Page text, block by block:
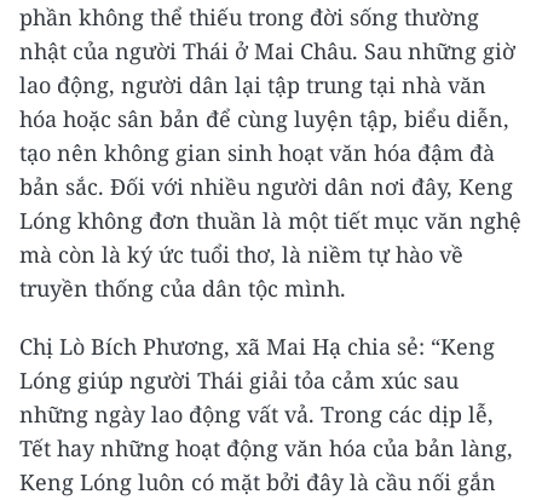
phần không thể thiếu trong đời sống thường
nhật của người Thái ở Mai Châu. Sau những giờ
lao động, người dân lại tập trung tại nhà văn
hóa hoặc sân bản để cùng luyện tập, biểu diễn,
tạo nên không gian sinh hoạt văn hóa đậm đà
bản sắc. Đối với nhiều người dân nơi đây, Keng
Lóng không đơn thuần là một tiết mục văn nghệ
mà còn là ký ức tuổi thơ, là niềm tự hào về
truyền thống của dân tộc mình.
Chị Lò Bích Phương, xã Mai Hạ chia sẻ: “Keng
Lóng giúp người Thái giải tỏa cảm xúc sau
những ngày lao động vất vả. Trong các dịp lễ,
Tết hay những hoạt động văn hóa của bản làng,
Keng Lóng luôn có mặt bởi đây là cầu nối gắn